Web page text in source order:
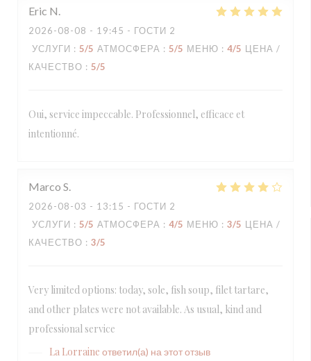
Eric N
2026-08-08 - 19:45 - ГОСТИ 2
УСЛУГИ : 5/5 АТМОСФЕРА : 5/5 МЕНЮ : 4/5 ЦЕНА /
КАЧЕСТВО : 5/5
Oui, service impeccable. Professionnel, efficace et
intentionné.
Marco S
2026-08-03 - 13:15 - ГОСТИ 2
УСЛУГИ : 5/5 АТМОСФЕРА : 4/5 МЕНЮ : 3/5 ЦЕНА /
КАЧЕСТВО : 3/5
Very limited options: today, sole, fish soup, filet tartare,
and other plates were not available. As usual, kind and
professional service
La Lorraine ответил(а) на этот отзыв